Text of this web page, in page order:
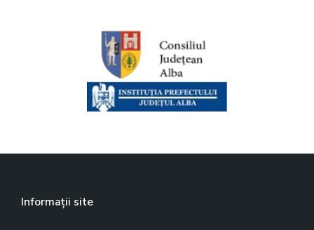
Informații site